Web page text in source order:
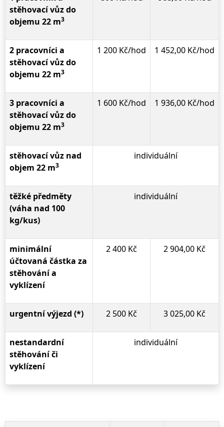
stěhovací vůz do
objemu 22 m3
2 pracovníci a
stěhovací vůz do
objemu 22 m3
1 200 Kč/hod 1 452,00 Kč/hod
3 pracovníci a
stěhovací vůz do
objemu 22 m3
1 600 Kč/hod 1 936,00 Kč/hod
stěhovací vůz nad
objem 22 m3
individuální
těžké předměty
(váha nad 100
kg/kus)
individuální
minimální
účtovaná částka za
stěhování a
vyklízení
2 400 Kč 2 904,00 Kč
urgentní výjezd (*) 2 500 Kč 3 025,00 Kč
nestandardní
stěhování či
vyklízení
individuální